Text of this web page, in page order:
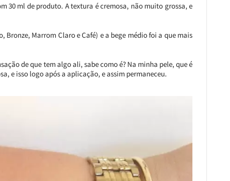
30 ml de produto. A textura é cremosa, não muito grossa, e
Bronze, Marrom Claro e Café) e a bege médio foi a que mais
de que tem algo ali, sabe como é? Na minha pele, que é
e isso logo após a aplicação, e assim permaneceu.